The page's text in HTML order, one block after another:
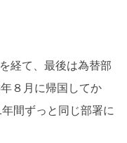
経て、最後は為替部
８月に帰国してか
間ずっと同じ部署に